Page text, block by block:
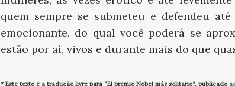
quem sempre se submeteu e defendeu
emocionante, do qual você poderá se
estão por aí, vivos e durante mais do que
* Este texto é a tradução livre para “El premio Nobel más solitario”, publicado